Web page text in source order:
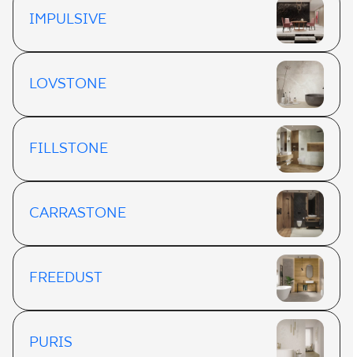
IMPULSIVE
LOVSTONE
FILLSTONE
CARRASTONE
FREEDUST
PURIS